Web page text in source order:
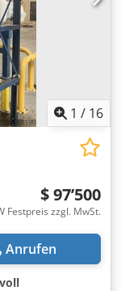
1 / 16
$ 97’500
Festpreis zzgl. MwSt.
Anrufen
voll